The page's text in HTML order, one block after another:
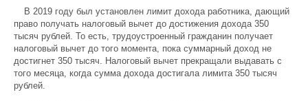
В 2019 году был установлен лимит дохода работника, дающий
право получать налоговый вычет до достижения дохода 350
тысяч рублей. То есть, трудоустроенный гражданин получает
налоговый вычет до того момента, пока суммарный доход не
достигнет 350 тысяч. Налоговый вычет прекращали выдавать с
того месяца, когда сумма дохода достигала лимита 350 тысяч
рублей.